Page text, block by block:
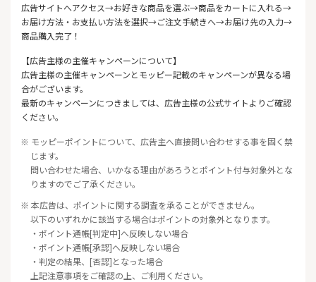
広告サイトへアクセス→お好きな商品を選ぶ→商品をカートに入れる→
お届け方法・お支払い方法を選択→ご注文手続きへ→お届け先の入力→
商品購入完了！
【広告主様の主催キャンペーンについて】
広告主様の主催キャンペーンとモッピー記載のキャンペーンが異なる場
合がございます。
最新のキャンペーンにつきましては、広告主様の公式サイトよりご確認
ください。
※ モッピーポイントについて、広告主へ直接問い合わせする事を固く禁
じます。
問い合わせた場合、いかなる理由があろうとポイント付与対象外とな
りますのでご了承ください。
※ 本広告は、ポイントに関する調査を承ることができません。
以下のいずれかに該当する場合はポイントの対象外となります。
・ポイント通帳[判定中]へ反映しない場合
・ポイント通帳[承認]へ反映しない場合
・判定の結果、[否認]となった場合
上記注意事項をご確認の上、ご利用ください。